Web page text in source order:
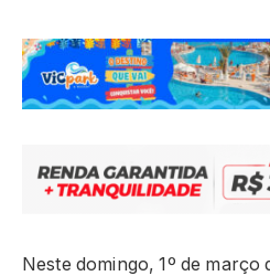
Neste domingo, 1º de março